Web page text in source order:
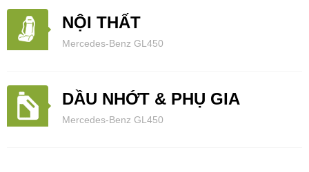
NỘI THẤT
Mercedes-Benz GL450
DẦU NHỚT & PHỤ GIA
Mercedes-Benz GL450